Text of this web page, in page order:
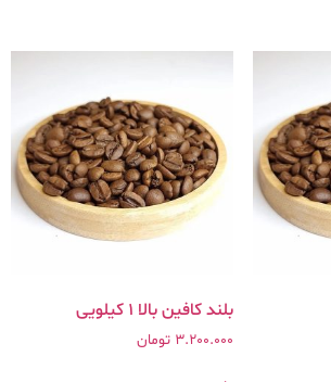
بلند کافین بالا ۱ کیلویی
3.200.000 تومان